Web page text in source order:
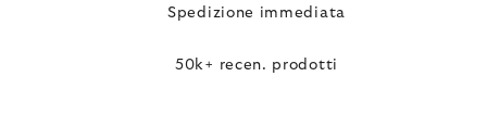
Spedizione immediata
50k+ recen. prodotti